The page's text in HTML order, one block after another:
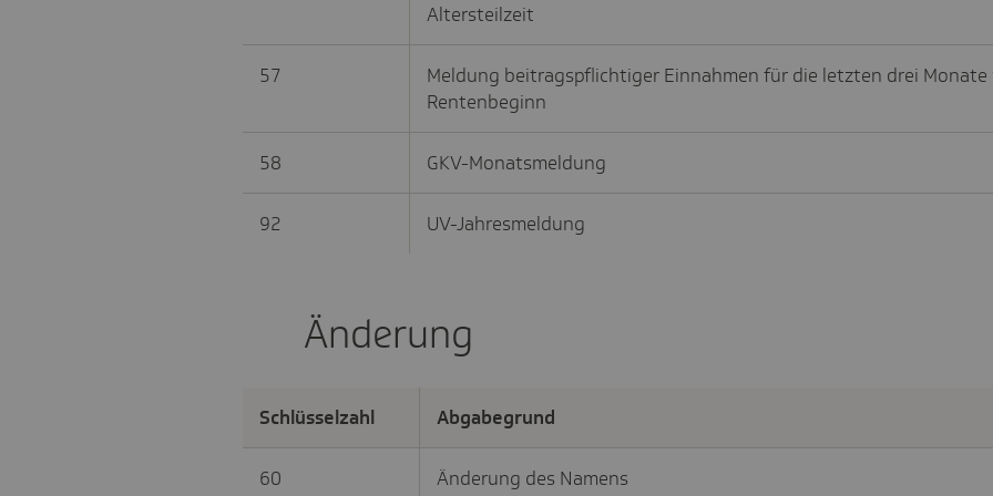
Altersteilzeit
57
Meldung beitragspflichtiger Einnahmen für die letzten drei Monate
Rentenbeginn
58 GKV-Monatsmeldung
92 UV-Jahresmeldung
Änderung
Schlüsselzahl Abgabegrund
60 Änderung des Namens